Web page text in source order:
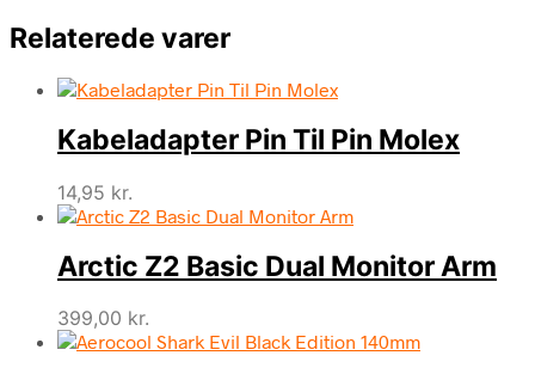
Relaterede varer
Kabeladapter Pin Til Pin Molex
14,95 kr.
Arctic Z2 Basic Dual Monitor Arm
399,00 kr.